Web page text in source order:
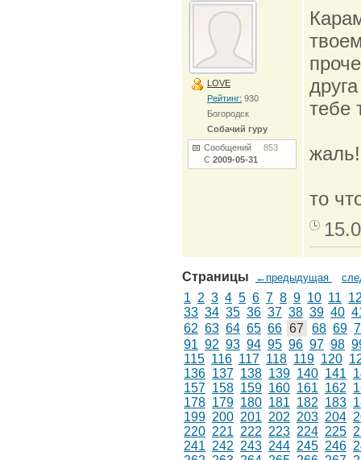
LOVE
Рейтинг: 930
Богородск
Собачий гуру
Сообщений 853
С 2009-05-31
тебе
то
Страницы ←предыдущая
1 2 3 4 5 6 7 8 9 10 11
33 34 35 36 37 38 39 40
62 63 64 65 66 67 68 69
91 92 93 94 95 96 97 98
115 116 117 118 119 120
136 137 138 139 140 141
157 158 159 160 161 162
178 179 180 181 182 183
199 200 201 202 203 204
220 221 222 223 224 225
241 242 243 244 245 246